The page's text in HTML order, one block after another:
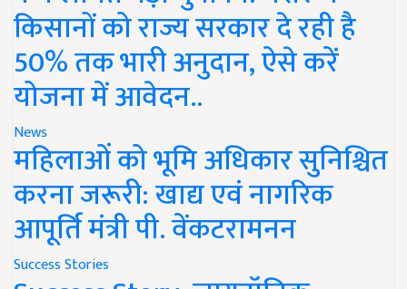
किसानों को राज्य सरकार दे रही है
50% तक भारी अनुदान, ऐसे करें
योजना में आवेदन..
News
महिलाओं को भूमि अधिकार सुनिश्चित
करना जरूरी: खाद्य एवं नागरिक
आपूर्ति मंत्री पी. वेंकटरामनन
Success Stories